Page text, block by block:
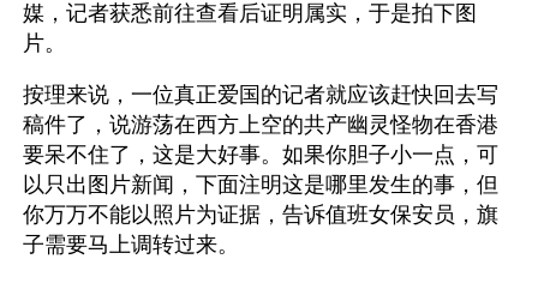
媒，记者获悉前往查看后证明属实，于是拍下图
片。
按理来说，一位真正爱国的记者就应该赶快回去写
稿件了，说游荡在西方上空的共产幽灵怪物在香港
要呆不住了，这是大好事。如果你胆子小一点，可
以只出图片新闻，下面注明这是哪里发生的事，但
你万万不能以照片为证据，告诉值班女保安员，旗
子需要马上调转过来。